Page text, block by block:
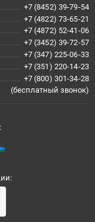
+7 (8452) 39-79-54
+7 (4822) 73-65-21
+7 (4872) 52-41-06
+7 (3452) 39-72-57
+7 (347) 225-06-33
+7 (351) 220-14-23
+7 (800) 301-34-28
(бесплатный звонок)